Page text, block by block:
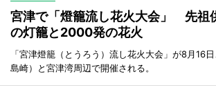
宮津で「燈籠流し花火大会」 先祖
の灯籠と2000発の花火
「宮津燈籠（とうろう）流し花火大会」が8月16
島崎）と宮津湾周辺で開催される。